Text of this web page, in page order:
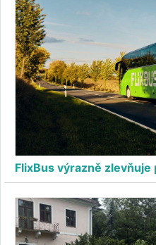
FlixBus výrazně zlevňuje